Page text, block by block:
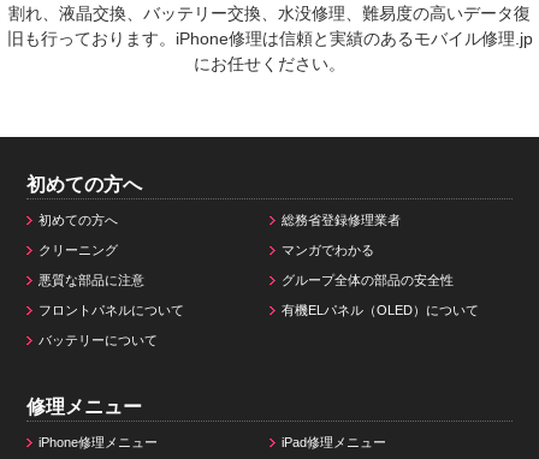
割れ、液晶交換、バッテリー交換、水没修理、難易度の高いデータ復
旧も行っております。iPhone修理は信頼と実績のあるモバイル修理.jp
にお任せください。
初めての方へ
初めての方へ 総務省登録修理業者
クリーニング マンガでわかる
悪質な部品に注意 グループ全体の部品の安全性
フロントパネルについて 有機ELパネル（OLED）について
バッテリーについて
修理メニュー
iPhone修理メニュー iPad修理メニュー